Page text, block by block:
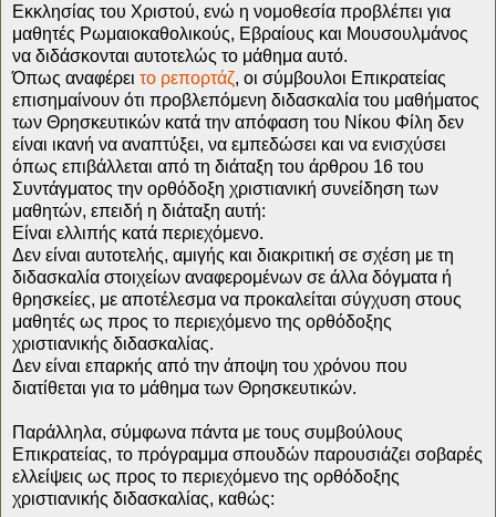
Εκκλησίας του Χριστού, ενώ η νομοθεσία προβλέπει για
μαθητές Ρωμαιοκαθολικούς, Εβραίους και Μουσουλμάνος
να διδάσκονται αυτοτελώς το μάθημα αυτό.
Όπως αναφέρει το ρεπορτάζ, οι σύμβουλοι Επικρατείας
επισημαίνουν ότι προβλεπόμενη διδασκαλία του μαθήματος
των Θρησκευτικών κατά την απόφαση του Νίκου Φίλη δεν
είναι ικανή να αναπτύξει, να εμπεδώσει και να ενισχύσει
όπως επιβάλλεται από τη διάταξη του άρθρου 16 του
Συντάγματος την ορθόδοξη χριστιανική συνείδηση των
μαθητών, επειδή η διάταξη αυτή:
Είναι ελλιπής κατά περιεχόμενο.
Δεν είναι αυτοτελής, αμιγής και διακριτική σε σχέση με τη
διδασκαλία στοιχείων αναφερομένων σε άλλα δόγματα ή
θρησκείες, με αποτέλεσμα να προκαλείται σύγχυση στους
μαθητές ως προς το περιεχόμενο της ορθόδοξης
χριστιανικής διδασκαλίας.
Δεν είναι επαρκής από την άποψη του χρόνου που
διατίθεται για το μάθημα των Θρησκευτικών.
Παράλληλα, σύμφωνα πάντα με τους συμβούλους
Επικρατείας, το πρόγραμμα σπουδών παρουσιάζει σοβαρές
ελλείψεις ως προς το περιεχόμενο της ορθόδοξης
χριστιανικής διδασκαλίας, καθώς: